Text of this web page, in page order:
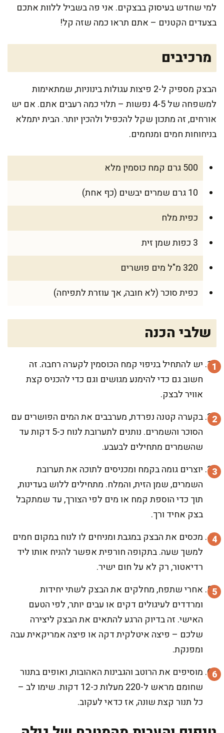
למי שחדש בעיסוק בבצקים. אני פה בשביל ללוות אתכם
בצעדים הקטנים – אתם תראו כמה שזה קל!
מרכיבים
הבצק מספיק ל-2 פיצות עגולות בינוניות, שמתאימות
למשפחה של 4-5 נפשות – תלוי כמה רעבים אתם. אם יש
אורחים, זה מתכון שקל להכפיל ולהכין יותר. הבית יתמלא
בניחוחות חמים ומנחמים.
500 גרם קמח כוסמין מלא
10 גרם שמרים יבשים (כף אחת)
כפית מלח
3 כפות שמן זית
320 מ"ל מים פושרים
כפית סוכר (לא חובה, אך עוזרת לתפיחה)
שלבי הכנה
יש להתחיל בניפוי קמח הכוסמין לקערה רחבה. זה
חשוב גם כדי להימנע מגושים וגם כדי להכניס קצת
אוויר לבצק.
בקערה קטנה נפרדת, מערבבים את המים הפושרים עם
הסוכר והשמרים. נותנים לתערובת לנוח כ-5 דקות עד
שהשמרים מתחילים לבעבע.
יוצרים גומה בקמח ומכניסים לתוכה את תערובת
השמרים, שמן הזית, והמלח. מתחילים ללוש בעדינות,
תוך כדי הוספת קמח או מים לפי הצורך, עד שמתקבל
בצק אחיד ורך.
מכסים את הבצק במגבת ומניחים לו לנוח במקום חמים
למשך שעה. בתקופה חורפית אפשר להניח אותו ליד
רדיאטור, רק לא על חום ישיר.
אחרי שתפח, מחלקים את הבצק לשתי יחידות
ומרדדים לעיגולים דקים או עבים יותר, לפי הטעם
האישי. זה בדיוק הרגע להתאים את הבצק ליצירה
שלכם – פיצה איטלקית דקה או פיצה אמריקאית עבה
ומפנקת.
מוסיפים את הרוטב והגבינות האהובות, ואופים בתנור
שחומם מראש ל-220 מעלות כ-12 דקות. שימו לב –
כל תנור קצת שונה, אז כדאי לעקוב.